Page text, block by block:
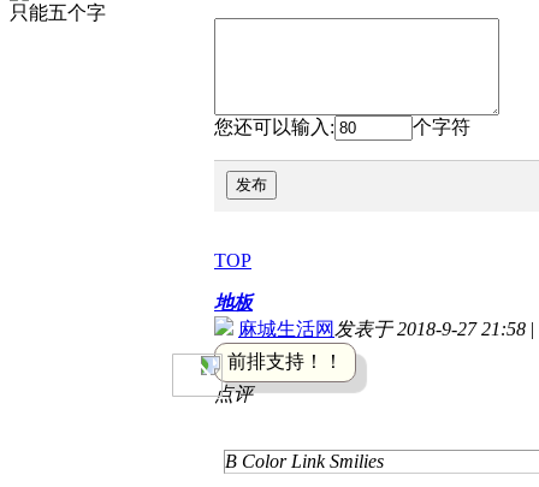
只能五个字
您还可以输入: 个字符
发布
TOP
地板
麻城生活网 发表于 2018-9-27 21:58 |
前排支持！！
点评
B Color Link Smilies